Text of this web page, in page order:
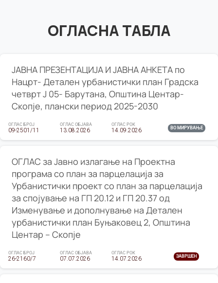
ОГЛАСНА ТАБЛА
ЈАВНА ПРЕЗЕНТАЦИЈА И ЈАВНА АНКЕТА по
Нацрт- Детален урбанистички план Градска
четврт Ј 05- Барутана, Општина Центар-
Скопје, плански период 2025-2030
ОГЛАС БРОЈ
09-2501/11
ОГЛАС ОБЈАВА
13.08.2026
ОГЛАС РОК
14.09.2026 ВО МИРУВАЊЕ
ОГЛАС за Јавно излагање на Проектна
програма со план за парцелација за
Урбанистички проект со план за парцелација
за спојување на ГП 20.12 и ГП 20.37 од
Изменување и дополнување на Детален
урбанистички план Буњаковец 2, Општина
Центар – Скопје
ОГЛАС БРОЈ
26-2160/7
ОГЛАС ОБЈАВА
07.07.2026
ОГЛАС РОК
14.07.2026 ЗАВРШЕН